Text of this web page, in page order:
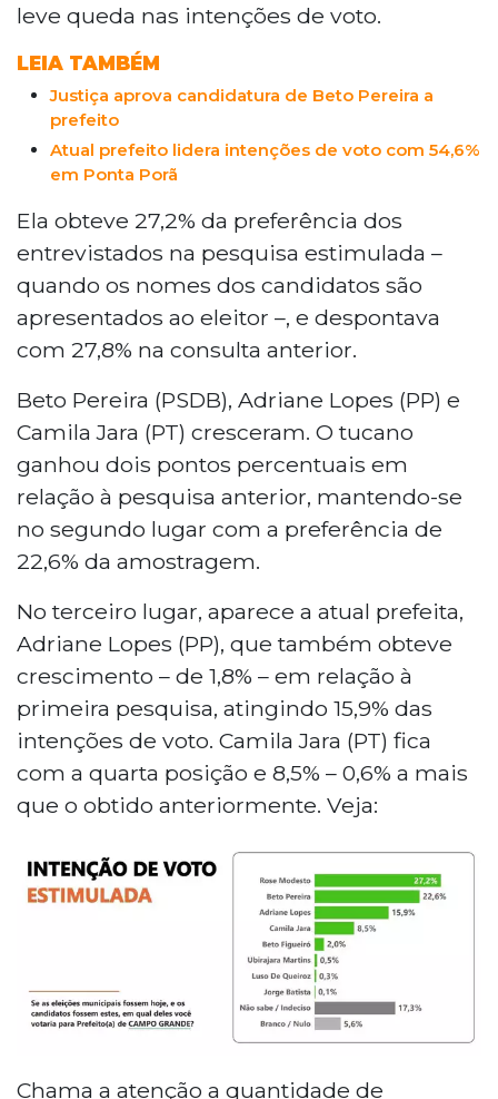
leve queda nas intenções de voto.
LEIA TAMBÉM
Justiça aprova candidatura de Beto Pereira a
prefeito
Atual prefeito lidera intenções de voto com 54,6%
em Ponta Porã
Ela obteve 27,2% da preferência dos
entrevistados na pesquisa estimulada –
quando os nomes dos candidatos são
apresentados ao eleitor –, e despontava
com 27,8% na consulta anterior.
Beto Pereira (PSDB), Adriane Lopes (PP) e
Camila Jara (PT) cresceram. O tucano
ganhou dois pontos percentuais em
relação à pesquisa anterior, mantendo-se
no segundo lugar com a preferência de
22,6% da amostragem.
No terceiro lugar, aparece a atual prefeita,
Adriane Lopes (PP), que também obteve
crescimento – de 1,8% – em relação à
primeira pesquisa, atingindo 15,9% das
intenções de voto. Camila Jara (PT) fica
com a quarta posição e 8,5% – 0,6% a mais
que o obtido anteriormente. Veja:
Chama a atenção a quantidade de